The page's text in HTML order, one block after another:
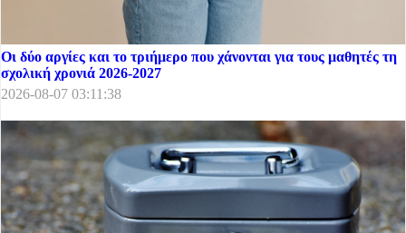
Οι δύο αργίες και το τριήμερο που χάνονται για τους μαθητές τη
σχολική χρονιά 2026-2027
2026-08-07 03:11:38